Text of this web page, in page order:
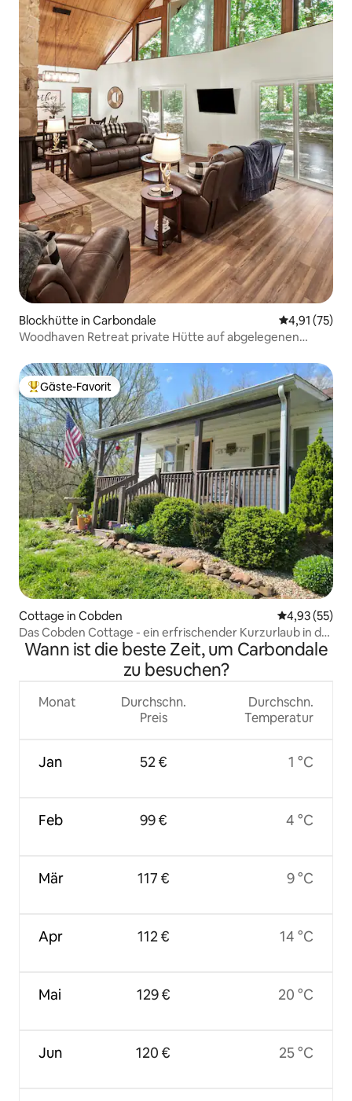
Blockhütte in Carbondale
4,91 (75)
Woodhaven Retreat private Hütte auf abgelegenen
Beliebter Gäste-Favorit.
Gäste-Favorit
Cottage in Cobden
4,93 (55)
Das Cobden Cottage - ein erfrischender Kurzurlaub in der
Seele
Wann ist die beste Zeit, um Carbondale
zu besuchen?
Monat
Jan
Feb
Mär
Apr
Mai
Jun
Durchschn.
Preis
52 €
99 €
117 €
112 €
129 €
120 €
Durchschn.
Temperatur
1 °C
4 °C
9 °C
14 °C
20 °C
25 °C